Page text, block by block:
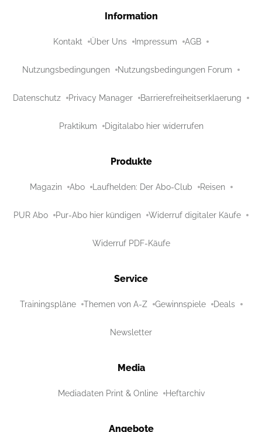
Information
Kontakt Über Uns Impressum AGB
Nutzungsbedingungen Nutzungsbedingungen Forum
Datenschutz Privacy Manager Barrierefreiheitserklaerung
Praktikum Digitalabo hier widerrufen
Produkte
Magazin Abo Laufhelden: Der Abo-Club Reisen
PUR Abo Pur-Abo hier kündigen Widerruf digitaler Käufe
Widerruf PDF-Käufe
Service
Trainingspläne Themen von A-Z Gewinnspiele Deals
Newsletter
Media
Mediadaten Print & Online Heftarchiv
Angebote